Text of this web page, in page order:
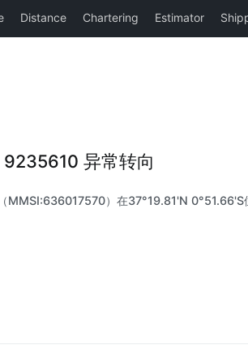
异常转向
）在37°19.81'N 0°51.66'S